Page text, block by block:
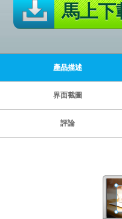
馬上下
產品描述
界面截圖
評論